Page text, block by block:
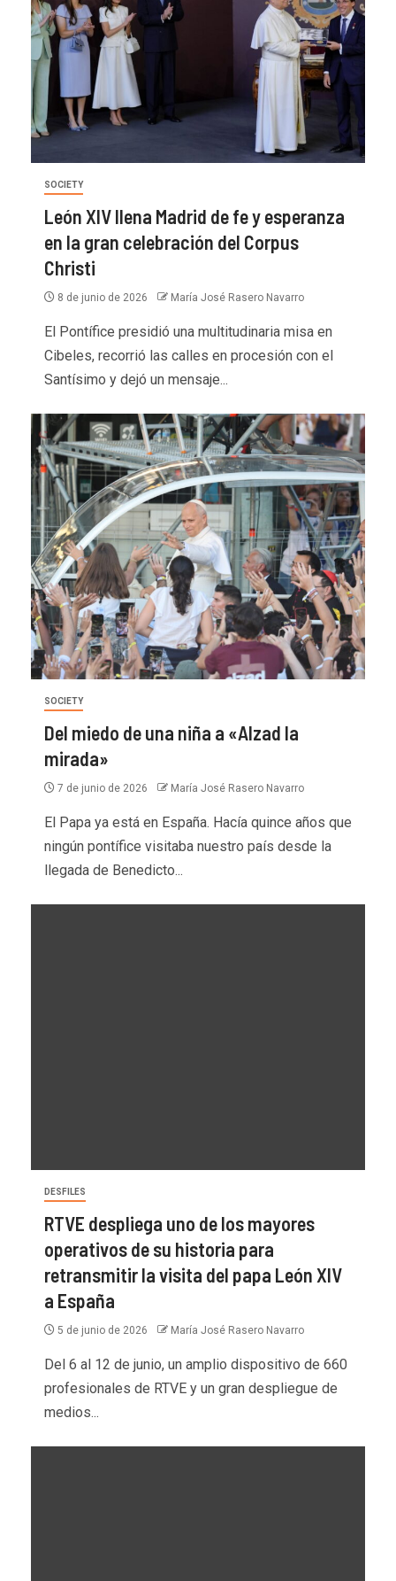
SOCIETY
León XIV llena Madrid de fe y esperanza
en la gran celebración del Corpus
Christi
8 de junio de 2026 María José Rasero Navarro
El Pontífice presidió una multitudinaria misa en
Cibeles, recorrió las calles en procesión con el
Santísimo y dejó un mensaje...
SOCIETY
Del miedo de una niña a «Alzad la
mirada»
7 de junio de 2026 María José Rasero Navarro
El Papa ya está en España. Hacía quince años que
ningún pontífice visitaba nuestro país desde la
llegada de Benedicto...
DESFILES
RTVE despliega uno de los mayores
operativos de su historia para
retransmitir la visita del papa León XIV
a España
5 de junio de 2026 María José Rasero Navarro
Del 6 al 12 de junio, un amplio dispositivo de 660
profesionales de RTVE y un gran despliegue de
medios...